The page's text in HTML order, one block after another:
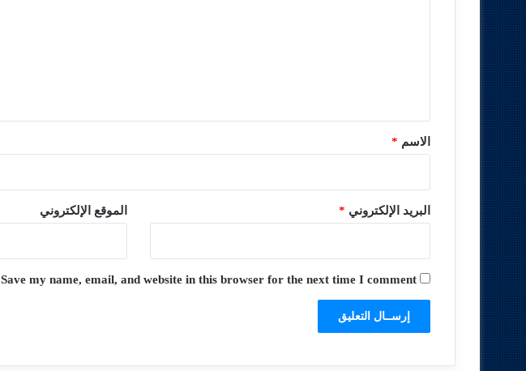
*الاسم *
البريد الإلكتروني * الموقع الإلكتروني
Save my name, email, and website in this browser for the next time I comment.